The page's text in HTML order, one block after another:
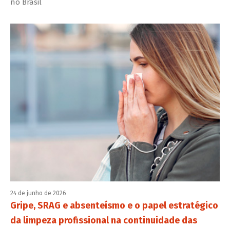
24 de junho de 2026
Gripe, SRAG e absenteísmo e o papel estratégico
da limpeza profissional na continuidade das